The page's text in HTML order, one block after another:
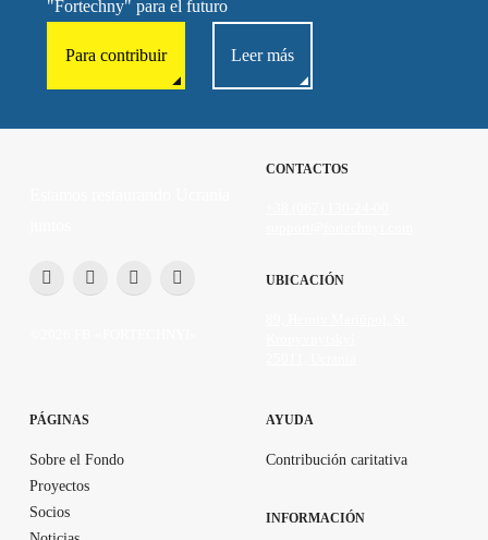
"Fortechny" para el futuro
Para contribuir Leer más
CONTACTOS
UBICACIÓN
PÁGINAS
Sobre el Fondo
Proyectos
Socios
AYUDA
Contribución caritativa
INFORMACIÓN